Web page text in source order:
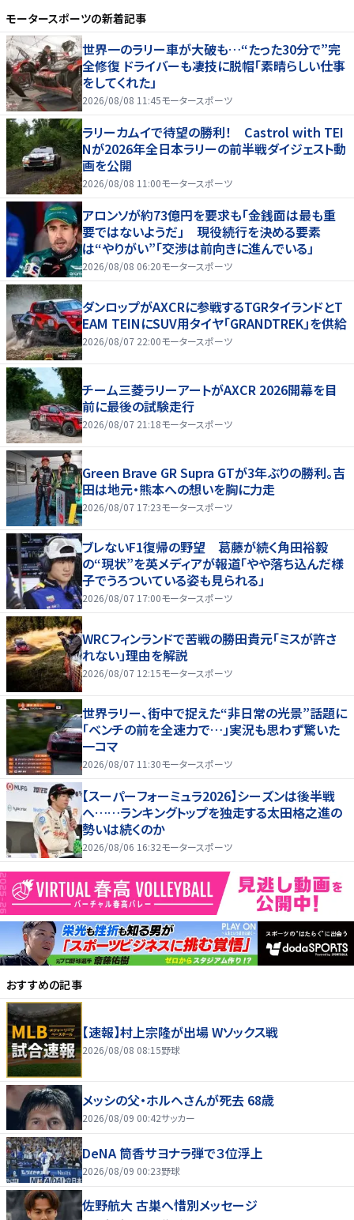
モータースポーツの新着記事
世界一のラリー車が大破も…“たった30分で”完
全修復 ドライバーも凄技に脱帽「素晴らしい仕事
をしてくれた」
2026/08/08 11:45モータースポーツ
ラリーカムイで待望の勝利！ Castrol with TEI
Nが2026年全日本ラリーの前半戦ダイジェスト動
画を公開
2026/08/08 11:00モータースポーツ
アロンソが約73億円を要求も「金銭面は最も重
要ではないようだ」 現役続行を決める要素
は“やりがい”「交渉は前向きに進んでいる」
2026/08/08 06:20モータースポーツ
ダンロップがAXCRに参戦するTGRタイランドとT
EAM TEINにSUV用タイヤ「GRANDTREK」を供給
2026/08/07 22:00モータースポーツ
チーム三菱ラリーアートがAXCR 2026開幕を目
前に最後の試験走行
2026/08/07 21:18モータースポーツ
Green Brave GR Supra GTが3年ぶりの勝利。吉
田は地元・熊本への想いを胸に力走
2026/08/07 17:23モータースポーツ
ブレないF1復帰の野望 葛藤が続く角田裕毅
の“現状”を英メディアが報道「やや落ち込んだ様
子でうろついている姿も見られる」
2026/08/07 17:00モータースポーツ
WRCフィンランドで苦戦の勝田貴元「ミスが許さ
れない」理由を解説
2026/08/07 12:15モータースポーツ
世界ラリー、街中で捉えた“非日常の光景”話題に
「ベンチの前を全速力で…」実況も思わず驚いた
一コマ
2026/08/07 11:30モータースポーツ
【スーパーフォーミュラ2026】シーズンは後半戦
へ……ランキングトップを独走する太田格之進の
勢いは続くのか
2026/08/06 16:32モータースポーツ
おすすめの記事
【速報】村上宗隆が出場 Wソックス戦
2026/08/08 08:15野球
メッシの父・ホルヘさんが死去 68歳
2026/08/09 00:42サッカー
DeNA 筒香サヨナラ弾で３位浮上
2026/08/09 00:23野球
佐野航大 古巣へ惜別メッセージ